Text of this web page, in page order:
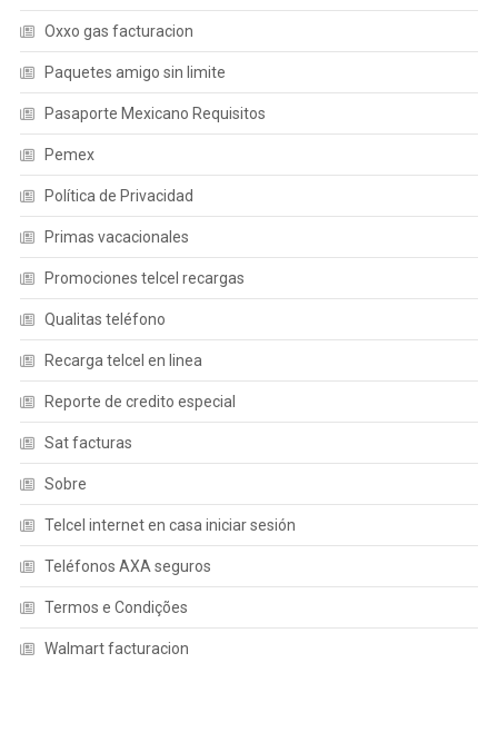
Oxxo gas facturacion
Paquetes amigo sin limite
Pasaporte Mexicano Requisitos
Pemex
Política de Privacidad
Primas vacacionales
Promociones telcel recargas
Qualitas teléfono
Recarga telcel en linea
Reporte de credito especial
Sat facturas
Sobre
Telcel internet en casa iniciar sesión
Teléfonos AXA seguros
Termos e Condições
Walmart facturacion